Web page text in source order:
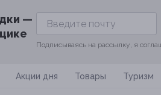
—
Подписываясь на рассылку, я
Акции дня Товары Туризм